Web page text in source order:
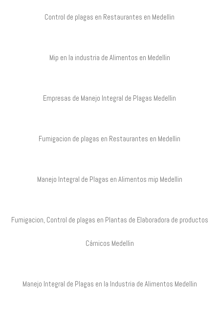
Control de plagas en Restaurantes en Medellin
Mip en la industria de Alimentos en Medellin
Empresas de Manejo Integral de Plagas Medellin
Fumigacion de plagas en Restaurantes en Medellin
Manejo Integral de Plagas en Alimentos mip Medellin
Fumigacion, Control de plagas en Plantas de Elaboradora de productos
Cárnicos Medellin
Manejo Integral de Plagas en la Industria de Alimentos Medellin